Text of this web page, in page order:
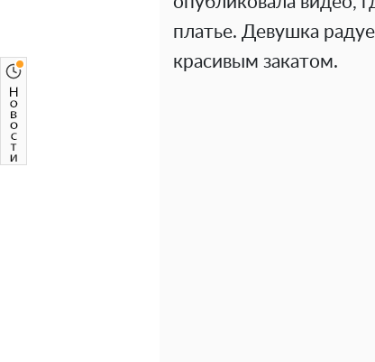
платье. Девушка
красивым закатом.